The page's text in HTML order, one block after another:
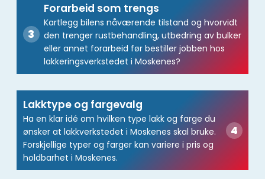
Forarbeid som trengs
Kartlegg bilens nåværende tilstand og hvorvidt
den trenger rustbehandling, utbedring av bulker
eller annet forarbeid før bestiller jobben hos
lakkeringsverkstedet i Moskenes?
Lakktype og fargevalg
Ha en klar idé om hvilken type lakk og farge du
ønsker at lakkverkstedet i Moskenes skal bruke.
Forskjellige typer og farger kan variere i pris og
holdbarhet i Moskenes.